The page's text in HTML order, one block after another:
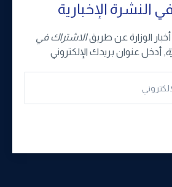
النشرة الإخبارية
الوزارة عن طريقالاشتراك في
, أدخل عنوان بريدك الإلكتروني